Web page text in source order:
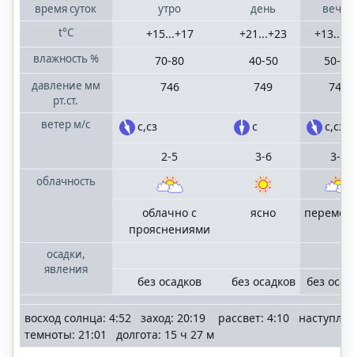
времясуток
t°C
влажность%
давление мм
рт.ст.
ветер м/с
облачность
осадки,
явления
утро
+15...+17
70-80
746
с,сз
2-5
облачно с
прояснениями
без осадков
день
+21...+23
40-50
749
с
3-6
ясно
без осадков
вечер
50-60
748
с,сз
3-6
без
восход солнца: 4:52 заход: 20:19 рассвет: 4:10
темноты: 21:01 долгота: 15 ч 27 м
Казань
Татарстан
Краснодар
Краснодарский
край
Новгород
Нижегородская
Ростов-на-Дону
Ростовская
область
Санкт-
Петербург